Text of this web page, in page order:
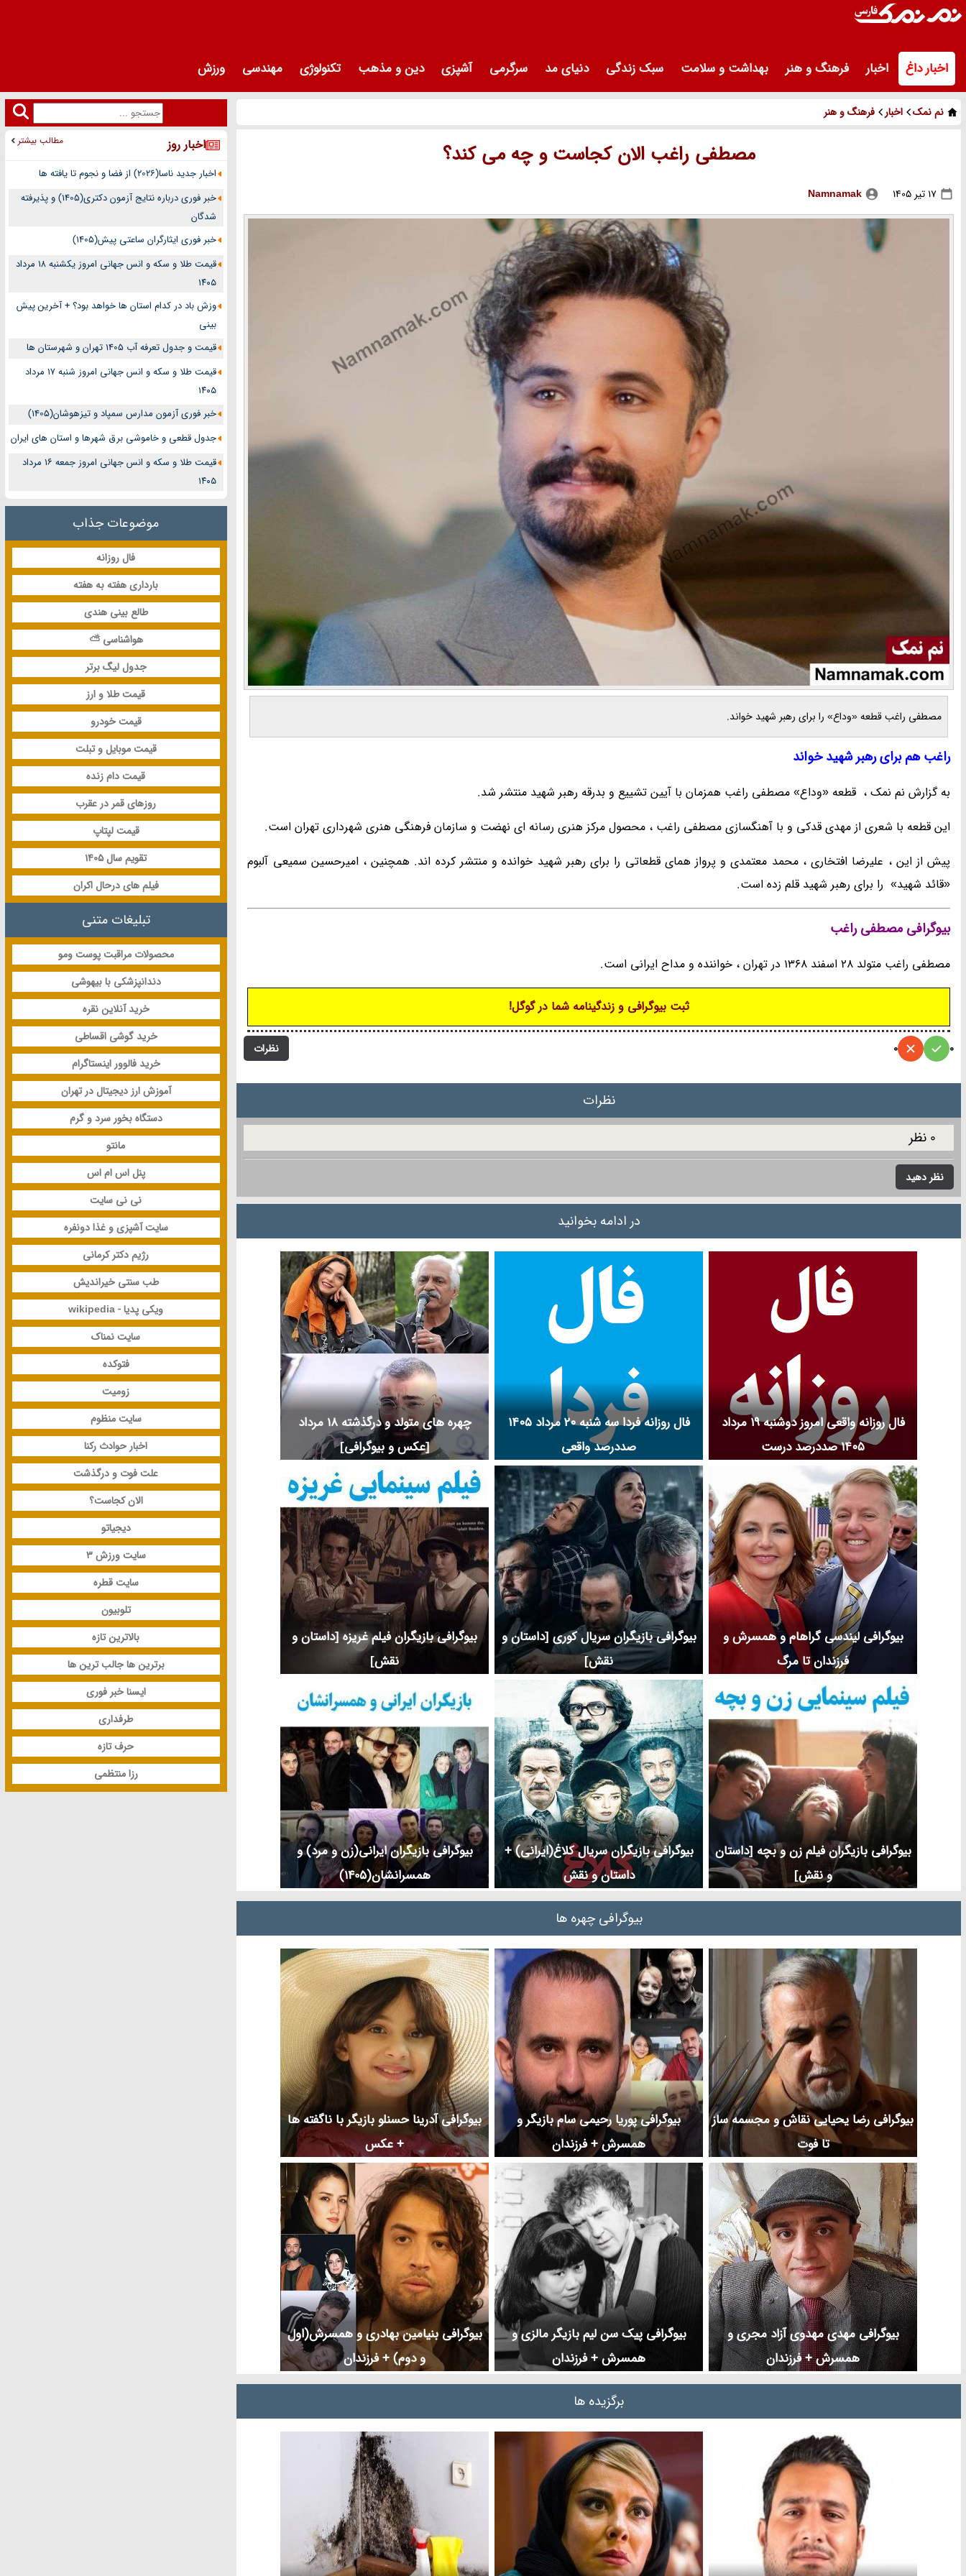
اخبار داغ اخبار فرهنگ و هنر بهداشت و سلامت سبک زندگی دنیای مد سرگرمی آشپزی دین و مذهب تکنولوژی مهندسی ورزش
نم نمک اخبار فرهنگ و هنر
مصطفی راغب الان کجاست و چه می کند؟
Namnamak
مصطفی راغب قطعه «وداع» را برای رهبر شهید خواند.
راغب هم برای رهبر شهید خواند
به گزارش نم نمک ، قطعه «وداع» مصطفی راغب همزمان با آیین تشییع و بدرقه رهبر شهید منتشر شد.
این قطعه با شعری از مهدی قدکی و با آهنگسازی مصطفی راغب ، محصول مرکز هنری رسانه ای نهضت و سازمان فرهنگی هنری شهرداری تهران است.
پیش از این ، علیرضا افتخاری ، محمد معتمدی و پرواز همای قطعاتی را برای رهبر شهید خوانده و منتشر کرده اند. همچنین ، امیرحسین سمیعی آلبوم
«قائد شهید» را برای رهبر شهید قلم زده است.
بیوگرافی مصطفی راغب
مصطفی راغب متولد 28 اسفند 1368 در تهران ، خواننده و مداح ایرانی است.
ثبت بیوگرافی و زندگینامه شما در گوگل!
نظرات 0
0
نظرات
0 نظر
نظر دهید
در ادامه بخوانید
فال روزانه واقعی امروز دوشنبه ۱۹ مرداد
۱۴۰۵ صددرصد درست
فال روزانه فردا سه شنبه ۲۰ مرداد ۱۴۰۵
صددرصد واقعی
چهره های متولد و درگذشته 18 مرداد
[عکس و بیوگرافی]
بیوگرافی لیندسی گراهام و همسرش و
فرزندان تا مرگ
بیوگرافی بازیگران سریال کوری [داستان و
نقش]
بیوگرافی بازیگران فیلم غریزه [داستان و
نقش]
بیوگرافی بازیگران فیلم زن و بچه [داستان
و نقش]
بیوگرافی بازیگران سریال کلاغ(ایرانی) +
داستان و نقش
بیوگرافی بازیگران ایرانی(زن و مرد) و
همسرانشان(1405)
بیوگرافی چهره ها
بیوگرافی رضا یحیایی نقاش و مجسمه ساز
تا فوت
بیوگرافی پوریا رحیمی سام بازیگر و
همسرش + فرزندان
بیوگرافی آدرینا حسنلو بازیگر با ناگفته ها
+ عکس
بیوگرافی مهدی مهدوی آزاد مجری و
همسرش + فرزندان
بیوگرافی پیک سن لیم بازیگر مالزی و
همسرش + فرزندان
بیوگرافی بنیامین بهادری و همسرش(اول
و دوم) + فرزندان
برگزیده ها
اخبار روز مطالب بیشتر
اخبار جدید ناسا(2026) از فضا و نجوم تا یافته ها
خبر فوری درباره نتایج آزمون دکتری(1405) و پذیرفته
شدگان
خبر فوری ایثارگران ساعتی پیش(1405)
قیمت طلا و سکه و انس جهانی امروز یکشنبه ۱۸ مرداد
۱۴۰۵
وزش باد در کدام استان ها خواهد بود؟ + آخرین پیش
بینی
قیمت و جدول تعرفه آب 1405 تهران و شهرستان ها
قیمت طلا و سکه و انس جهانی امروز شنبه ۱۷ مرداد
۱۴۰۵
خبر فوری آزمون مدارس سمپاد و تیزهوشان(1405)
جدول قطعی و خاموشی برق شهرها و استان های ایران
قیمت طلا و سکه و انس جهانی امروز جمعه ۱۶ مرداد
۱۴۰۵
موضوعات جذاب
فال روزانه
بارداری هفته به هفته
طالع بینی هندی
هواشناسی ⛅
جدول لیگ برتر
قیمت طلا و ارز
قیمت خودرو
قیمت موبایل و تبلت
قیمت دام زنده
روزهای قمر در عقرب
قیمت لپتاپ
تقویم سال 1405
فیلم های درحال اکران
تبلیغات متنی
محصولات مراقبت پوست ومو
دندانپزشکی با بیهوشی
خرید آنلاین نقره
خرید گوشی اقساطی
خرید فالوور اینستاگرام
آموزش ارز دیجیتال در تهران
دستگاه بخور سرد و گرم
مانتو
پنل اس ام اس
نی نی سایت
سایت آشپزی و غذا دونفره
رژیم دکتر کرمانی
طب سنتی خیراندیش
ویکی پدیا - wikipedia
سایت نمناک
فتوکده
زومیت
سایت منظوم
اخبار حوادث رکنا
علت فوت و درگذشت
الان کجاست؟
دیجیاتو
سایت ورزش 3
سایت قطره
تلوبیون
بالاترین تازه
برترین ها جالب ترین ها
ایسنا خبر فوری
طرفداری
حرف تازه
رزا منتظمی